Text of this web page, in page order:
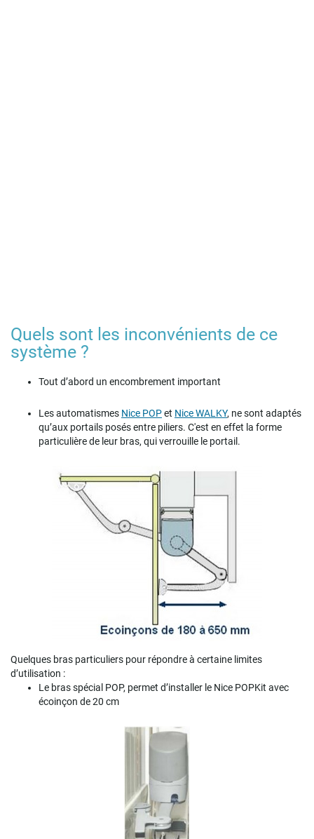
Quels sont les inconvénients de ce
système ?
Tout d’abord un encombrement important
Les automatismes Nice POPet Nice WALKY, ne sont adaptés
qu’aux portails posés entre piliers. C'est en effet la forme
particulière de leur bras, qui verrouille le portail.
Quelques bras particuliers pour répondre à certaine limites
d’utilisation :
Le bras spécial POP, permet d’installer le Nice POPKit avec
écoinçon de 20 cm